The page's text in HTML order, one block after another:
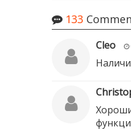
133
Cleo